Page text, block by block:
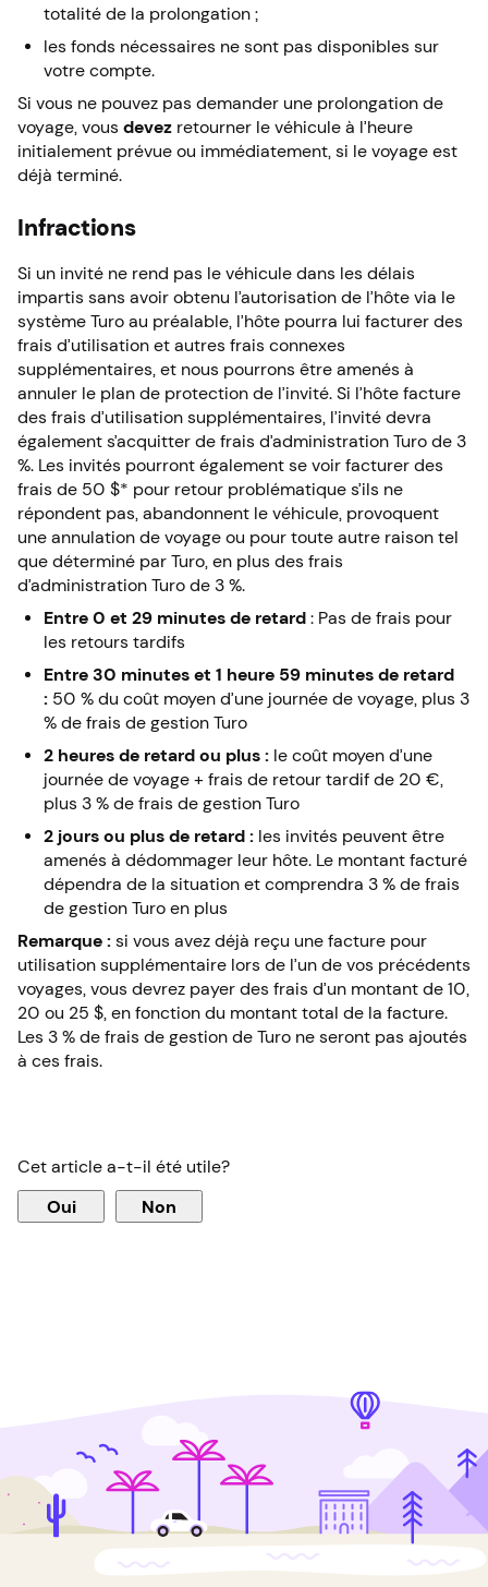
totalité de la prolongation ;
les fonds nécessaires ne sont pas disponibles sur
votre compte.
Si vous ne pouvez pas demander une prolongation de
voyage, vous devez retourner le véhicule à l’heure
initialement prévue ou immédiatement, si le voyage est
déjà terminé.
Infractions
Si un invité ne rend pas le véhicule dans les délais
impartis sans avoir obtenu l’autorisation de l’hôte via le
système Turo au préalable, l’hôte pourra lui facturer des
frais d’utilisation et autres frais connexes
supplémentaires, et nous pourrons être amenés à
annuler le plan de protection de l’invité. Si l’hôte facture
des frais d’utilisation supplémentaires, l’invité devra
également s’acquitter de frais d’administration Turo de 3
%. Les invités pourront également se voir facturer des
frais de 50 $* pour retour problématique s’ils ne
répondent pas, abandonnent le véhicule, provoquent
une annulation de voyage ou pour toute autre raison tel
que déterminé par Turo, en plus des frais
d’administration Turo de 3 %.
Entre 0 et 29 minutes de retard : Pas de frais pour
les retours tardifs
Entre 30 minutes et 1 heure 59 minutes de retard
: 50 % du coût moyen d’une journée de voyage, plus 3
% de frais de gestion Turo
2 heures de retard ou plus : le coût moyen d’une
journée de voyage + frais de retour tardif de 20 €,
plus 3 % de frais de gestion Turo
2 jours ou plus de retard : les invités peuvent être
amenés à dédommager leur hôte. Le montant facturé
dépendra de la situation et comprendra 3 % de frais
de gestion Turo en plus
Remarque : si vous avez déjà reçu une facture pour
utilisation supplémentaire lors de l’un de vos précédents
voyages, vous devrez payer des frais d’un montant de 10,
20 ou 25 $, en fonction du montant total de la facture.
Les 3 % de frais de gestion de Turo ne seront pas ajoutés
à ces frais.
Cet article a-t-il été utile?
Oui Non